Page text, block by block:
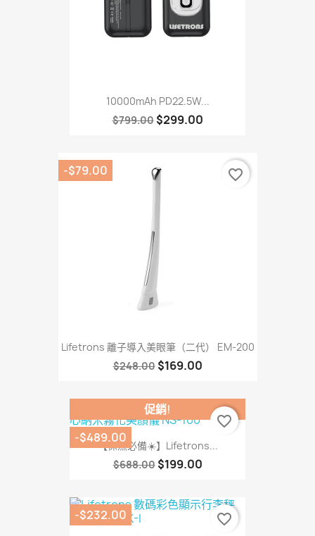
10000mAh PD22.5W...
$799.00 $299.00
Lifetrons 離子導入美眼筆（二代） EM-200
$248.00 $169.00
-$79.00 favorite_border
【保濕必備☀️】Lifetrons...
$688.00 $199.00
促銷!
-$489.00
favorite_border
-$232.00 favorite_border